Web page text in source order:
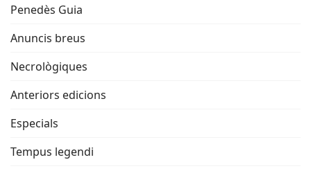
Penedès Guia
Anuncis breus
Necrològiques
Anteriors edicions
Especials
Tempus legendi